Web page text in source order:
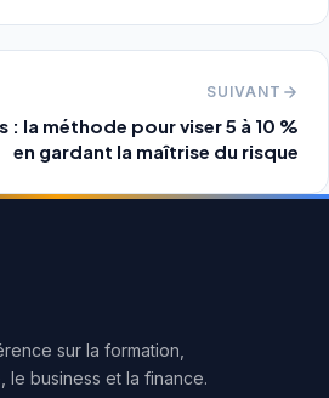
SUIVANT
la méthode pour viser 5 à 10 %
en gardant la maîtrise du risque
sur la formation,
business et la finance.